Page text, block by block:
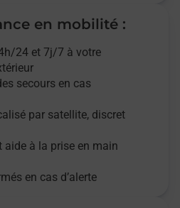
en mobilité :
24 et 7j/7 à votre
secours en cas
par satellite, discret
aide à la prise en main
en cas d’alerte